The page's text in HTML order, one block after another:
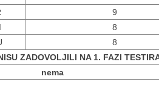
9
8
8
ZADOVOLJILI NA 1. FAZI
nema